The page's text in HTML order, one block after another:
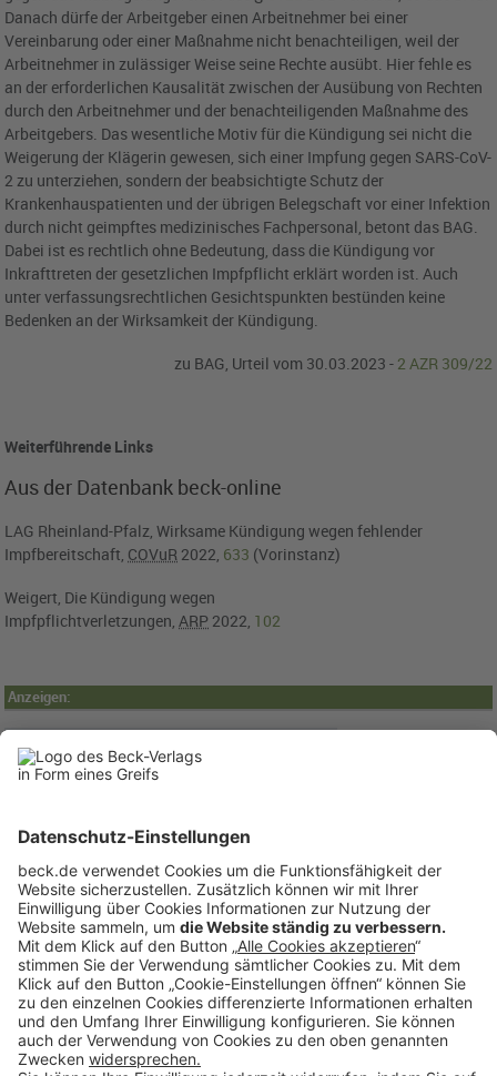
Danach dürfe der Arbeitgeber einen Arbeitnehmer bei einer
Vereinbarung oder einer Maßnahme nicht benachteiligen, weil der
Arbeitnehmer in zulässiger Weise seine Rechte ausübt. Hier fehle es
an der erforderlichen Kausalität zwischen der Ausübung von Rechten
durch den Arbeitnehmer und der benachteiligenden Maßnahme des
Arbeitgebers. Das wesentliche Motiv für die Kündigung sei nicht die
Weigerung der Klägerin gewesen, sich einer Impfung gegen SARS-CoV-
2 zu unterziehen, sondern der beabsichtigte Schutz der
Krankenhauspatienten und der übrigen Belegschaft vor einer Infektion
durch nicht geimpftes medizinisches Fachpersonal, betont das BAG.
Dabei ist es rechtlich ohne Bedeutung, dass die Kündigung vor
Inkrafttreten der gesetzlichen Impfpflicht erklärt worden ist. Auch
unter verfassungsrechtlichen Gesichtspunkten bestünden keine
Bedenken an der Wirksamkeit der Kündigung.
zu BAG, Urteil vom 30.03.2023 - 2 AZR 309/22
Weiterführende Links
Aus der Datenbank beck-online
LAG Rheinland-Pfalz, Wirksame Kündigung wegen fehlender
Impfbereitschaft, COVuR 2022, 633 (Vorinstanz)
Weigert, Die Kündigung wegen
Impfpflichtverletzungen, ARP 2022, 102
Anzeigen: